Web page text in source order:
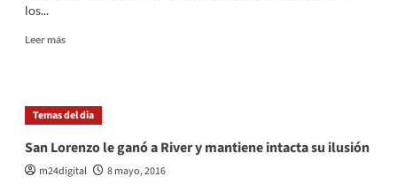
los...
Leer másLeer
aún
no
qué
jugadores
Temas del dia
San Lorenzo le ganó a River y mantiene intacta su ilusión
m24digital
8 mayo, 2016